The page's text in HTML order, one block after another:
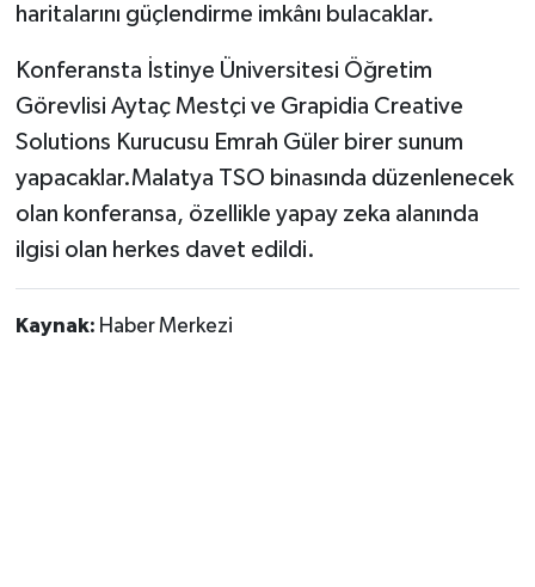
haritalarını güçlendirme imkânı bulacaklar.
Konferansta İstinye Üniversitesi Öğretim
Görevlisi Aytaç Mestçi ve Grapidia Creative
Solutions Kurucusu Emrah Güler birer sunum
yapacaklar.Malatya TSO binasında düzenlenecek
olan konferansa, özellikle yapay zeka alanında
ilgisi olan herkes davet edildi.
Kaynak: Haber Merkezi